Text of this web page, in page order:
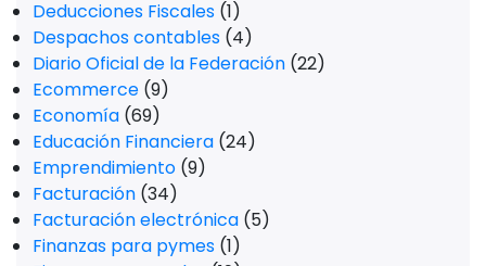
Deducciones Fiscales (1)
Despachos contables (4)
Diario Oficial de la Federación (22)
Ecommerce (9)
Economía (69)
Educación Financiera (24)
Emprendimiento (9)
Facturación (34)
Facturación electrónica (5)
Finanzas para pymes (1)